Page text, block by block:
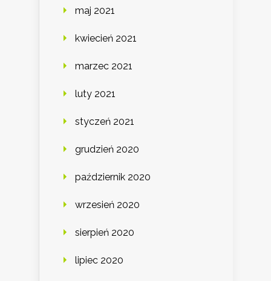
maj 2021
kwiecień 2021
marzec 2021
luty 2021
styczeń 2021
grudzień 2020
październik 2020
wrzesień 2020
sierpień 2020
lipiec 2020